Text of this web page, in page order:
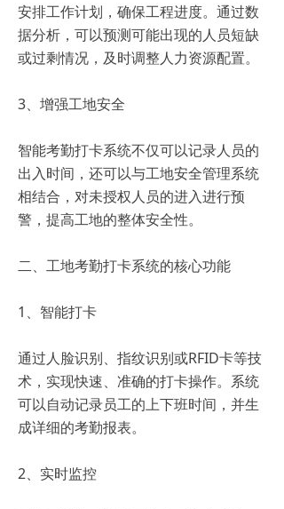
安排工作计划，确保工程进度。通过数
据分析，可以预测可能出现的人员短缺
或过剩情况，及时调整人力资源配置。
3、增强工地安全
智能考勤打卡系统不仅可以记录人员的
出入时间，还可以与工地安全管理系统
相结合，对未授权人员的进入进行预
警，提高工地的整体安全性。
二、工地考勤打卡系统的核心功能
1、智能打卡
通过人脸识别、指纹识别或RFID卡等技
术，实现快速、准确的打卡操作。系统
可以自动记录员工的上下班时间，并生
成详细的考勤报表。
2、实时监控